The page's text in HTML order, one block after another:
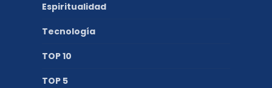
Espiritualidad
Tecnología
TOP 10
TOP 5